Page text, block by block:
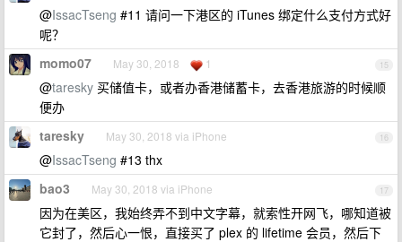
@IssacTseng #11 请问一下港区的 iTunes 绑定什么支付方式好
呢？
15
momo07 May 30, 2018 1
@taresky 买储值卡，或者办香港储蓄卡，去香港旅游的时候顺
便办
16
taresky May 30, 2018 via iPhone
@IssacTseng #13 thx
17
bao3 May 30, 2018 via iPhone
因为在美区，我始终弄不到中文字幕，就索性开网飞，哪知道被
它封了，然后心一恨，直接买了 plex 的 lifetime 会员，然后下